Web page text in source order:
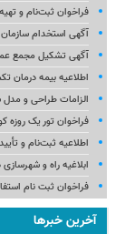
فراخوان ثبت‌نام و
آگهی استخدام
آگهی تشکیل مجمع
اطلاعیه بیمه درمان
الزامات طراحی و مدل
فراخوان تور یک روزه
اطلاعیه ثبت‌نام و
ابلاغیه راه و
فراخوان ثبت نام
آخرین خبرها